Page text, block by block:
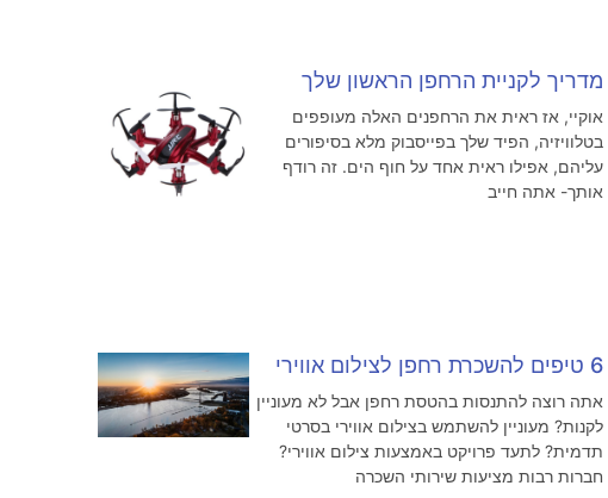
מדריך לקניית הרחפן הראשון שלך
אוקיי, אז ראית את הרחפנים האלה מעופפים
בטלוויזיה, הפיד שלך בפייסבוק מלא בסיפורים
עליהם, אפילו ראית אחד על חוף הים. זה רודף
אותך- אתה חייב
6 טיפים להשכרת רחפן לצילום אווירי
אתה רוצה להתנסות בהטסת רחפן אבל לא מעוניין
לקנות? מעוניין להשתמש בצילום אווירי בסרטי
תדמית? לתעד פרויקט באמצעות צילום אווירי?
חברות רבות מציעות שירותי השכרה